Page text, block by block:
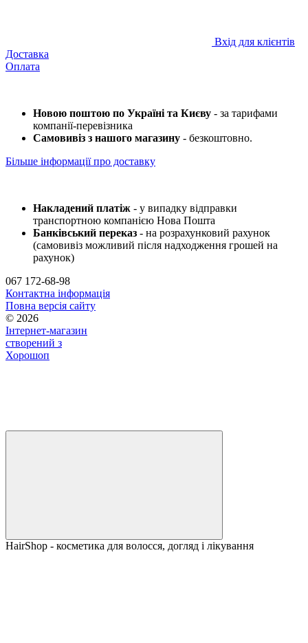
Вхід для клієнтів
Доставка
Оплата
Новою поштою по Україні та Києву - за тарифами
компанії-перевізника
Самовивіз з нашого магазину - безкоштовно.
Більше інформації про доставку
Накладений платіж - у випадку відправки
транспортною компанією Нова Пошта
Банківський переказ - на розрахунковий рахунок
(самовивіз можливий після надходження грошей на
рахунок)
067 172-68-98
Контактна інформація
Повна версія сайту
© 2026
Інтернет-магазин
створений з
Хорошоп
HairShop - косметика для волосся, догляд і лікування